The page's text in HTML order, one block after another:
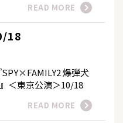
READ MORE
18
爆弾犬
＜東京公演＞10/18
READ MORE